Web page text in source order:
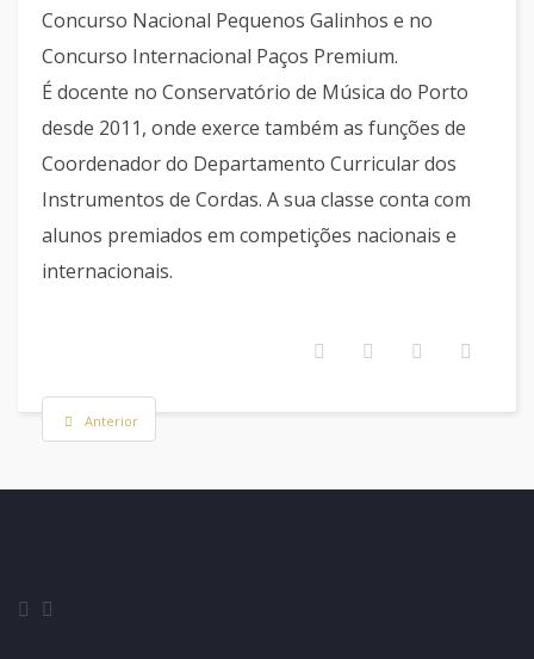
Concurso Nacional Pequenos Galinhos e no
Concurso Internacional Paços Premium.
É docente no Conservatório de Música do Porto
desde 2011, onde exerce também as funções de
Coordenador do Departamento Curricular dos
Instrumentos de Cordas. A sua classe conta com
alunos premiados em competições nacionais e
internacionais.
Anterior